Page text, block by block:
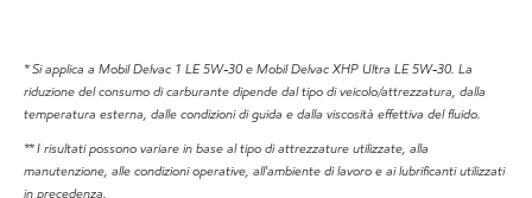
* Si applica a Mobil Delvac 1 LE 5W-30 e Mobil Delvac XHP Ultra LE 5W-30. La
riduzione del consumo di carburante dipende dal tipo di veicolo/attrezzatura, dalla
temperatura esterna, dalle condizioni di guida e dalla viscosità effettiva del fluido.
** I risultati possono variare in base al tipo di attrezzature utilizzate, alla
manutenzione, alle condizioni operative, all'ambiente di lavoro e ai lubrificanti utilizzati
in precedenza.